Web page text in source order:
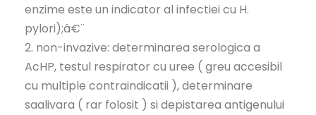
enzime este un indicator al infectiei cu H.
pylori);â€¨
2. non-invazive: determinarea serologica a
AcHP, testul respirator cu uree ( greu accesibil
cu multiple contraindicatii ), determinare
saalivara ( rar folosit ) si depistarea antigenului